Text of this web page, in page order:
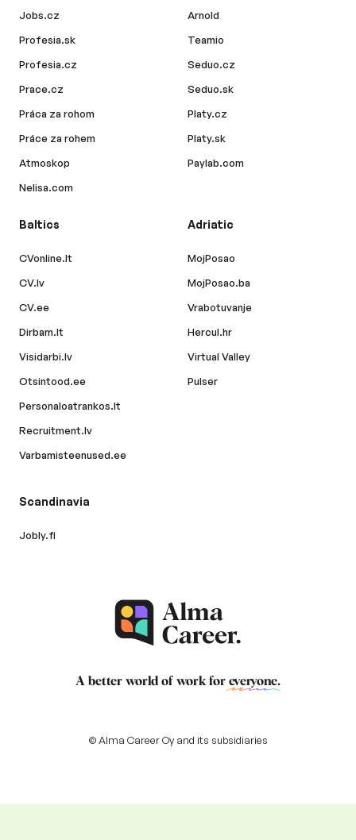
Jobs.cz
Profesia.sk
Profesia.cz
Prace.cz
Práca za rohom
Práce za rohem
Atmoskop
Nelisa.com
Arnold
Teamio
Seduo.cz
Seduo.sk
Platy.cz
Platy.sk
Paylab.com
Baltics
CVonline.lt
CV.lv
CV.ee
Dirbam.lt
Visidarbi.lv
Otsintood.ee
Personaloatrankos.lt
Recruitment.lv
Varbamisteenused.ee
Adriatic
MojPosao
MojPosao.ba
Vrabotuvanje
Hercul.hr
Virtual Valley
Pulser
Scandinavia
Jobly.fi
A better world of work for everyone.
© Alma Career Oy and its subsidiaries